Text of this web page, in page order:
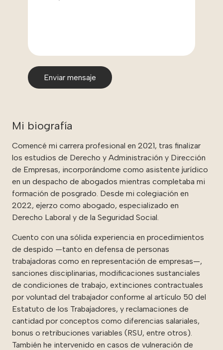
Mi biografía
Comencé mi carrera profesional en 2021, tras finalizar
los estudios de Derecho y Administración y Dirección
de Empresas, incorporándome como asistente jurídico
en un despacho de abogados mientras completaba mi
formación de posgrado. Desde mi colegiación en
2022, ejerzo como abogado, especializado en
Derecho Laboral y de la Seguridad Social.
Cuento con una sólida experiencia en procedimientos
de despido —tanto en defensa de personas
trabajadoras como en representación de empresas—,
sanciones disciplinarias, modificaciones sustanciales
de condiciones de trabajo, extinciones contractuales
por voluntad del trabajador conforme al artículo 50 del
Estatuto de los Trabajadores, y reclamaciones de
cantidad por conceptos como diferencias salariales,
bonus o retribuciones variables (RSU, entre otros).
También he intervenido en casos de vulneración de